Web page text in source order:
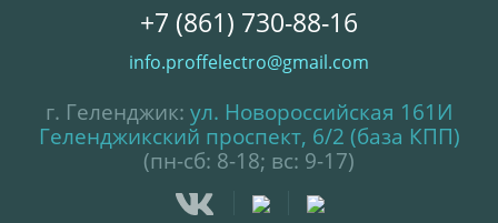
+7 (861) 730-88-16
info.proffelectro@gmail.com
г. Геленджик: ул. Новороссийская 161И
Геленджикский проспект, 6/2 (база КПП)
(пн-сб: 8-18; вс: 9-17)